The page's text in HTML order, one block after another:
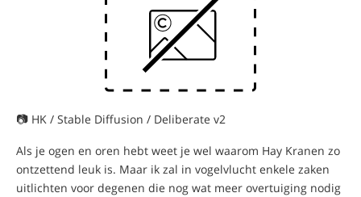
📷 HK / Stable Diffusion / Deliberate v2
Als je ogen en oren hebt weet je wel waarom Hay Kranen zo
ontzettend leuk is. Maar ik zal in vogelvlucht enkele zaken
uitlichten voor degenen die nog wat meer overtuiging nodig